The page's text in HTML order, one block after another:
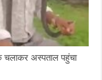
अस्पताल पहुंचा